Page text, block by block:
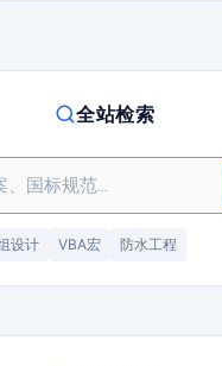
全站检索
设计 VBA宏 防水工程